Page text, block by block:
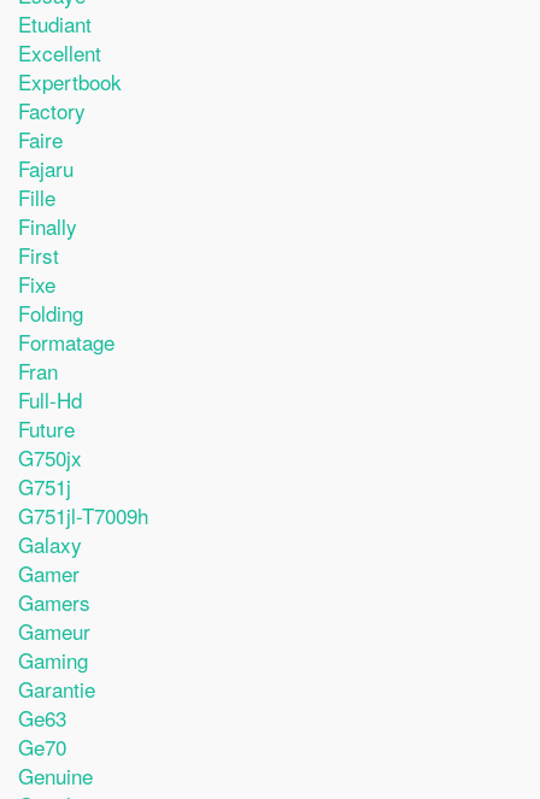
Etudiant
Excellent
Expertbook
Factory
Faire
Fajaru
Fille
Finally
First
Fixe
Folding
Formatage
Fran
Full-Hd
Future
G750jx
G751j
G751jl-T7009h
Galaxy
Gamer
Gamers
Gameur
Gaming
Garantie
Ge63
Ge70
Genuine